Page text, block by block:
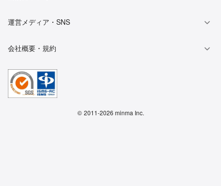
運営メディア・SNS
会社概要・規約
© 2011-2026 minma Inc.